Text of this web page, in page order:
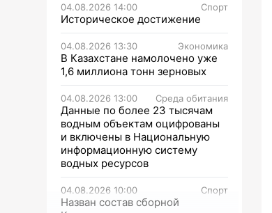
04.08.2026 14:00 Спорт
Историческое достижение
04.08.2026 13:30 Экономика
В Казахстане намолочено уже
1,6 миллиона тонн зерновых
04.08.2026 13:00 Среда обитания
Данные по более 23 тысячам
водным объектам оцифрованы
и включены в Национальную
информационную систему
водных ресурсов
04.08.2026 10:00 Спорт
Назван состав сборной